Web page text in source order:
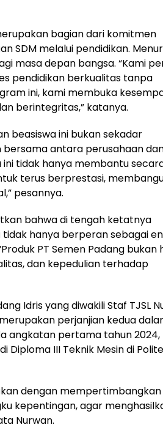
bagian dari komitmen
SDM melalui pendidikan.
masa depan bangsa. “Kami
pendidikan berkualitas tanpa
ini, kami membuka
berintegritas,” katanya.
beasiswa ini bukan sekadar
antara perusahaan
tidak hanya membantu
terus berprestasi,
pesannya.
bahwa di tengah ketatnya
tidak hanya berperan sebagai
PT Semen Padang bukan
dan kepedulian terhadap
Idris yang diwakili Staf TJSL
perjanjian kedua
angkatan pertama tahun 2024,
Diploma III Teknik Mesin di
dengan mempertimbangkan
kepentingan, agar
Nurwan.